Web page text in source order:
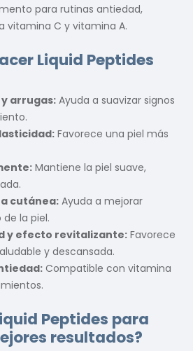
para rutinas antiedad,
vitamina C y vitamina A.
Liquid Peptides
arrugas: Ayuda a suavizar signos
Favorece una piel más
Mantiene la piel suave,
cutánea:Ayuda a mejorar
la piel.
y efecto revitalizante: Favorece
y descansada.
Compatible con vitamina
Peptides para
resultados?